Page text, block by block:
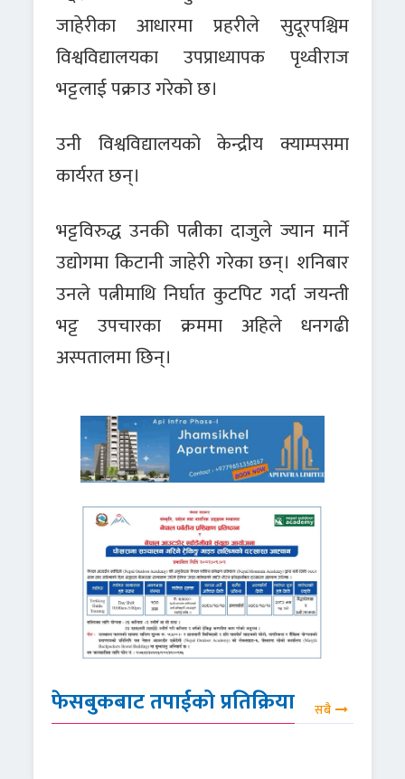
जाहेरीका आधारमा प्रहरीले सुदूरपश्चिम
विश्वविद्यालयका उपप्राध्यापक पृथ्वीराज
भट्टलाई पक्राउ गरेको छ।
उनी विश्वविद्यालयको केन्द्रीय क्याम्पसमा
कार्यरत छन्।
भट्टविरुद्ध उनकी पत्नीका दाजुले ज्यान मार्ने
उद्योगमा किटानी जाहेरी गरेका छन्। शनिबार
उनले पत्नीमाथि निर्घात कुटपिट गर्दा जयन्ती
भट्ट उपचारका क्रममा अहिले धनगढी
अस्पतालमा छिन्।
फेसबुकबाट तपाईको प्रतिक्रिया सबै